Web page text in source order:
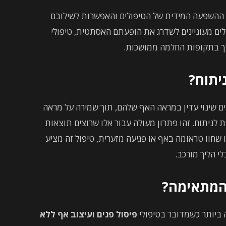
המידית של הטיפולים והאפשרות לשילובם
מעוניינים לשדרג את הופעתם האסתטית, טיפולי
בתקופות החלמה ממושכות.
שינוי עדין במראה האף שלהם, תוך שמירה על מראה
לניתוח. זהו פתרון מעולה עבור אלו שרוצים תוצאות
שחוו טראומה באף או פגיעה מזערית, טיפול זה מציע
הליך מורכב.
כשמדובר בטיפולי פיסול פנים ועיצוב אף ללא